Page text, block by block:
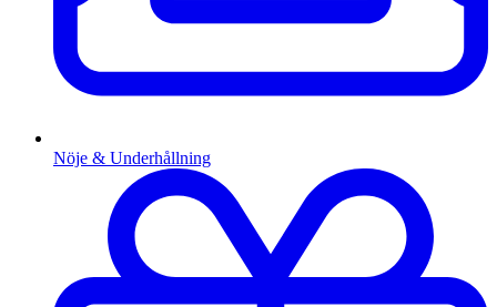
Nöje & Underhållning